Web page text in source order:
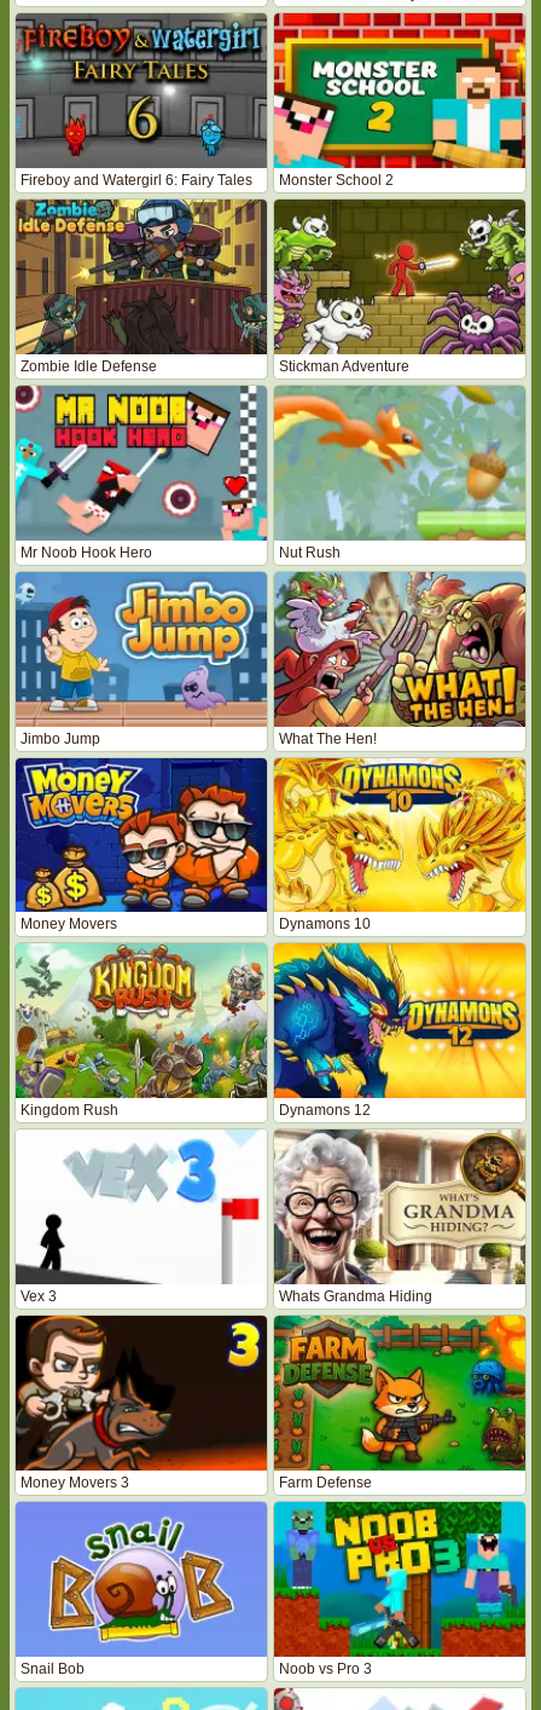
Fireboy and Watergirl 6: Fairy Tales Monster School 2
Zombie Idle Defense Stickman Adventure
Mr Noob Hook Hero Nut Rush
Jimbo Jump What The Hen!
Money Movers Dynamons 10
Kingdom Rush Dynamons 12
Vex 3 Whats Grandma Hiding
Money Movers 3 Farm Defense
Snail Bob Noob vs Pro 3